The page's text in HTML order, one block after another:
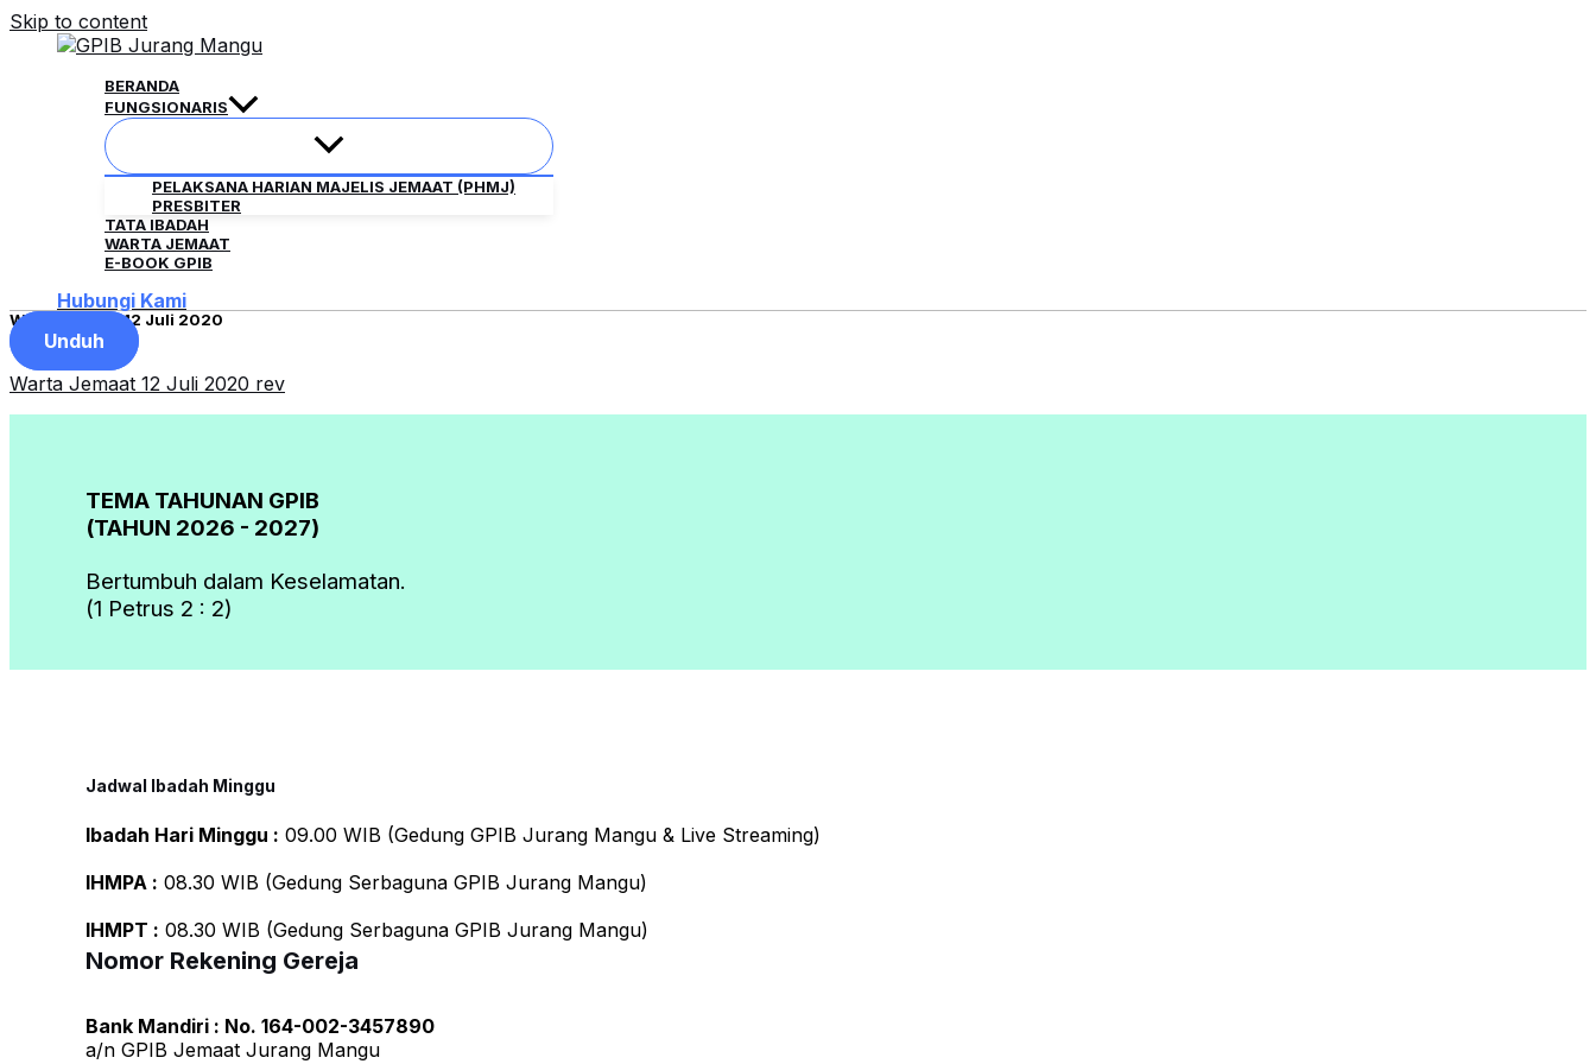
Skip to content
BERANDA
FUNGSIONARIS
PELAKSANA HARIAN MAJELIS JEMAAT (PHMJ)
PRESBITER
TATA IBADAH
WARTA JEMAAT
E-BOOK GPIB
Hubungi Kami
Warta Jemaat 12 Juli 2020
Unduh
Warta Jemaat 12 Juli 2020 rev
TEMA TAHUNAN GPIB
(TAHUN 2026 - 2027)
Bertumbuh dalam Keselamatan.
(1 Petrus 2 : 2)
Jadwal Ibadah Minggu
Ibadah Hari Minggu : 09.00 WIB (Gedung GPIB Jurang Mangu & Live Streaming)
IHMPA : 08.30 WIB (Gedung Serbaguna GPIB Jurang Mangu)
IHMPT : 08.30 WIB (Gedung Serbaguna GPIB Jurang Mangu)
Nomor Rekening Gereja
Bank Mandiri : No. 164-002-3457890
a/n GPIB Jemaat Jurang Mangu